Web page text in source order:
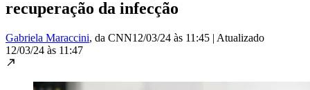
recuperação da infecção
Gabriela Maraccini, da CNN12/03/24 às 11:45 | Atualizado
12/03/24 às 11:47